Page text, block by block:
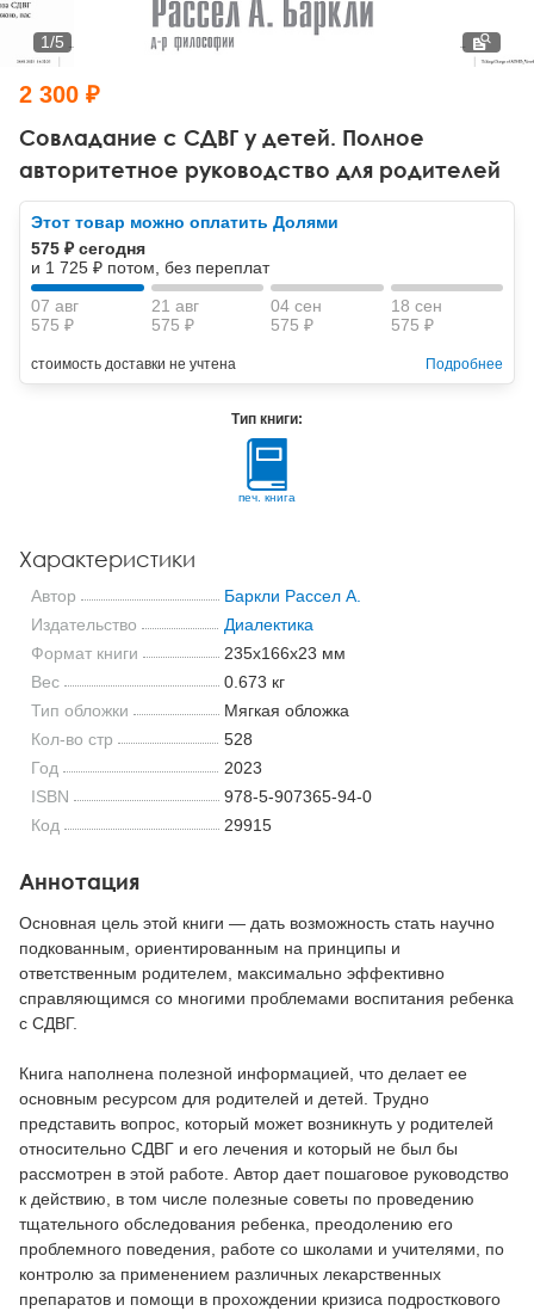
Тревожные расстройства, панические атаки
Психодрама
Другие направления психотерапии
Классический, эриксоновский гипноз и НЛП
НЛП
Психология труда и эргономика
Социальная психология
Социальная и организационная психология
Классический и юнгианский психоанализ
Совладание с СДВГ у детей. Полное
авторитетное руководство для родителей
1/5
2 300 ₽
Этот товар можно оплатить Долями
575 ₽ сегодня
и 1 725 ₽ потом, без переплат
07 авг
575 ₽
21 авг
575 ₽
04 сен
575 ₽
18 сен
575 ₽
стоимость доставки не учтена Подробнее
Тип книги:
печ. книга
Характеристики
Автор
Баркли Рассел А.
Издательство
Диалектика
Формат книги
235x166x23 мм
Вес
0.673 кг
Тип обложки
Мягкая обложка
Кол-во стр
528
Год
2023
ISBN
978-5-907365-94-0
Код
29915
Аннотация
Основная цель этой книги — дать возможность стать научно
подкованным, ориентированным на принципы и
ответственным родителем, максимально эффективно
справляющимся со многими проблемами воспитания ребенка
с СДВГ.
Книга наполнена полезной информацией, что делает ее
основным ресурсом для родителей и детей. Трудно
представить вопрос, который может возникнуть у родителей
относительно СДВГ и его лечения и который не был бы
рассмотрен в этой работе. Автор дает пошаговое руководство
к действию, в том числе полезные советы по проведению
тщательного обследования ребенка, преодолению его
проблемного поведения, работе со школами и учителями, по
контролю за применением различных лекарственных
препаратов и помощи в прохождении кризиса подросткового